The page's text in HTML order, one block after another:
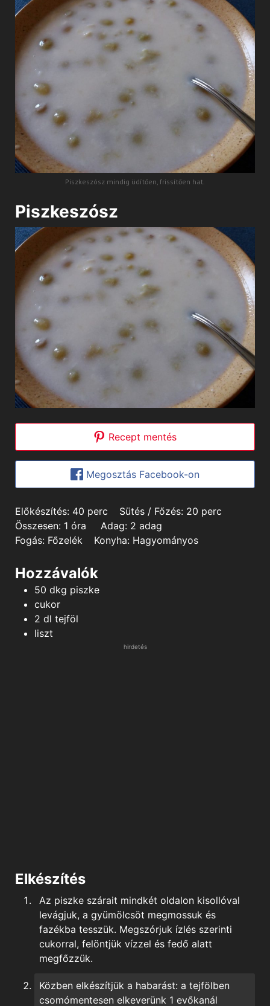
Piszkeszósz mindig üdítően, frissítően hat.
Piszkeszósz
Recept mentés
Megosztás Facebook-on
Előkészítés: 40minutes
perc Sütés / Főzés: 20 minutes
perc
Összesen: 1hour
óra Adag: 2 adag
Fogás: Főzelék Konyha: Hagyományos
Hozzávalók
50 dkg piszke
cukor
2 dl tejföl
liszt
hirdetés
Elkészítés
Az piszke szárait mindkét oldalon kisollóval
levágjuk, a gyümölcsöt megmossuk és
fazékba tesszük. Megszórjuk ízlés szerinti
cukorral, felöntjük vízzel és fedő alatt
megfőzzük.
Közben elkészítjük a habarást: a tejfölben
csomómentesen elkeverünk 1 evőkanál